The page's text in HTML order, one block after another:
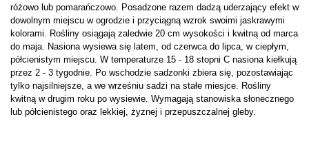
różowo lub pomarańczowo. Posadzone razem dadzą uderzający efekt w
dowolnym miejscu w ogrodzie i przyciągną wzrok swoimi jaskrawymi
kolorami. Rośliny osiągają zaledwie 20 cm wysokości i kwitną od marca
do maja. Nasiona wysiewa się latem, od czerwca do lipca, w ciepłym,
półcienistym miejscu. W temperaturze 15 - 18 stopni C nasiona kiełkują
przez 2 - 3 tygodnie. Po wschodzie sadzonki zbiera się, pozostawiając
tylko najsilniejsze, a we wrześniu sadzi na stałe miesjce. Rośliny
kwitną w drugim roku po wysiewie. Wymagają stanowiska słonecznego
lub półcienistego oraz lekkiej, żyznej i przepuszczalnej gleby.